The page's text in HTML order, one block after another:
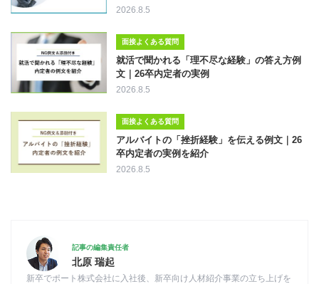
2026.8.5
面接よくある質問
就活で聞かれる「理不尽な経験」の答え方例
文｜26卒内定者の実例
2026.8.5
面接よくある質問
アルバイトの「挫折経験」を伝える例文｜26
卒内定者の実例を紹介
2026.8.5
記事の編集責任者
北原 瑞起
新卒でポート株式会社に入社後、新卒向け人材紹介事業の立ち上げを